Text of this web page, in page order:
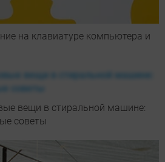
на клавиатуре компьютера и
вещи в стиральной машине:
советы